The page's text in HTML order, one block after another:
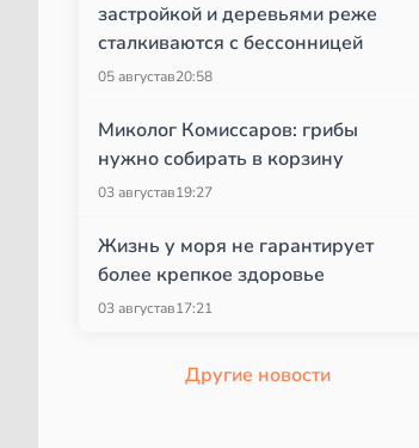
застройкой и деревьями реже
сталкиваются с бессонницей
05 августав20:58
Миколог Комиссаров: грибы
нужно собирать в корзину
03 августав19:27
Жизнь у моря не гарантирует
более крепкое здоровье
03 августав17:21
Другие новости